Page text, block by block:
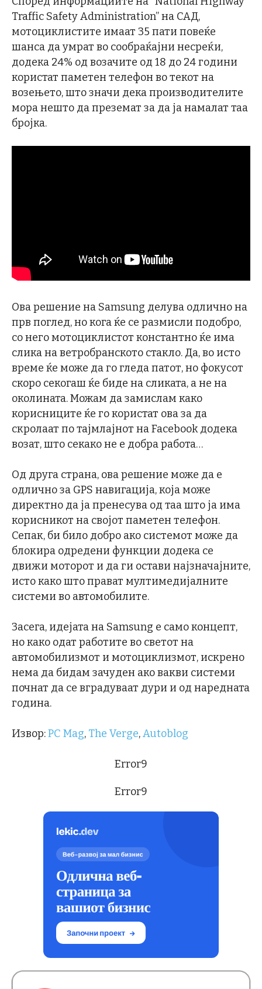
Traffic Safety Administration” на САД,
мотоциклистите имаат 35 пати повеќе
шанса да умрат во сообраќајни несреќи,
додека 24% од возачите од 18 до 24 години
користат паметен телефон во текот на
возењето, што значи дека производителите
мора нешто да преземат за да ја намалат таа
бројка.
Ова решение на Samsung делува одлично на
прв поглед, но кога ќе се размисли подобро,
со него мотоциклистот константно ќе има
слика на ветробранското стакло. Да, во исто
време ќе може да го гледа патот, но фокусот
скоро секогаш ќе биде на сликата, а не на
околината. Можам да замислам како
корисниците ќе го користат ова за да
скролаат по тајмлајнот на Facebook додека
возат, што секако не е добра работа…
Од друга страна, ова решение може да е
одлично за GPS навигација, која може
директно да ја пренесува од таа што ја има
корисникот на својот паметен телефон.
Сепак, би било добро ако системот може да
блокира одредени функции додека се
движи моторот и да ги остави најзначајните,
исто како што прават мултимедијалните
системи во автомобилите.
Засега, идејата на Samsung е само концепт,
но како одат работите во светот на
автомобилизмот и мотоциклизмот, искрено
нема да бидам зачуден ако вакви системи
почнат да се вградуваат дури и од наредната
година.
Извор:PC Mag, The Verge,Autoblog
Error9
Error9